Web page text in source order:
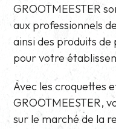
GROOTMEESTER
aux professionnels
ainsi des produits
pour votre
Avec les croquettes
GROOTMEESTER,
sur le marché de la